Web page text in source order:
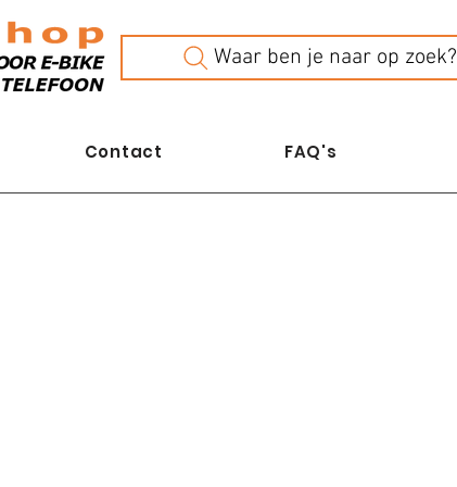
Waar ben je naar op zoek?
Contact FAQ's